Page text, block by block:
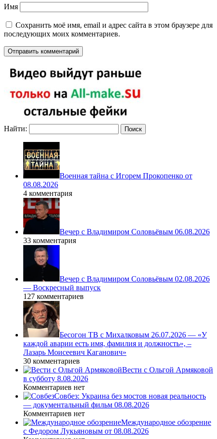
Имя
Сохранить моё имя, email и адрес сайта в этом браузере для
последующих моих комментариев.
Найти:
Военная тайна с Игорем Прокопенко от
08.08.2026
4 комментария
Вечер с Владимиром Соловьёвым 06.08.2026
33 комментария
Вечер с Владимиром Соловьёвым 02.08.2026
— Воскресный выпуск
127 комментариев
Бесогон ТВ с Михалковым 26.07.2026 — «У
каждой аварии есть имя, фамилия и должность», –
Лазарь Моисеевич Каганович»
30 комментариев
Вести с Ольгой Армяковой
в субботу 8.08.2026
Комментариев нет
Совбез: Украина без мостов новая реальность
— документальный фильм 08.08.2026
Комментариев нет
Международное обозрение
с Федором Лукьяновым от 08.08.2026